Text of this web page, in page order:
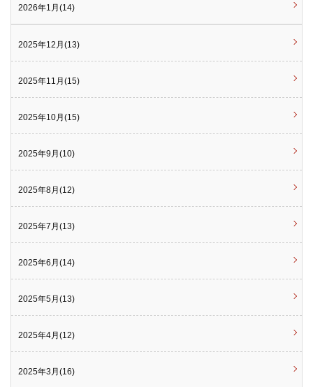
2026年1月(14)
2025年12月(13)
2025年11月(15)
2025年10月(15)
2025年9月(10)
2025年8月(12)
2025年7月(13)
2025年6月(14)
2025年5月(13)
2025年4月(12)
2025年3月(16)